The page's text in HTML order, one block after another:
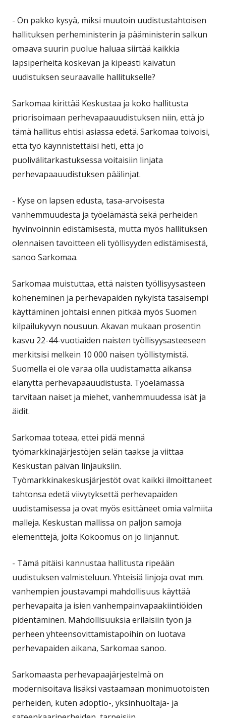
- On pakko kysyä, miksi muutoin uudistustahtoisen
hallituksen perheministerin ja pääministerin salkun
omaava suurin puolue haluaa siirtää kaikkia
lapsiperheitä koskevan ja kipeästi kaivatun
uudistuksen seuraavalle hallitukselle?
Sarkomaa kirittää Keskustaa ja koko hallitusta
priorisoimaan perhevapaauudistuksen niin, että jo
tämä hallitus ehtisi asiassa edetä. Sarkomaa toivoisi,
että työ käynnistettäisi heti, että jo
puolivälitarkastuksessa voitaisiin linjata
perhevapaauudistuksen päälinjat.
- Kyse on lapsen edusta, tasa-arvoisesta
vanhemmuudesta ja työelämästä sekä perheiden
hyvinvoinnin edistämisestä, mutta myös hallituksen
olennaisen tavoitteen eli työllisyyden edistämisestä,
sanoo Sarkomaa.
Sarkomaa muistuttaa, että naisten työllisyysasteen
koheneminen ja perhevapaiden nykyistä tasaisempi
käyttäminen johtaisi ennen pitkää myös Suomen
kilpailukyvyn nousuun. Akavan mukaan prosentin
kasvu 22-44-vuotiaiden naisten työllisyysasteeseen
merkitsisi melkein 10 000 naisen työllistymistä.
Suomella ei ole varaa olla uudistamatta aikansa
elänyttä perhevapaauudistusta. Työelämässä
tarvitaan naiset ja miehet, vanhemmuudessa isät ja
äidit.
Sarkomaa toteaa, ettei pidä mennä
työmarkkinajärjestöjen selän taakse ja viittaa
Keskustan päivän linjauksiin.
Työmarkkinakeskusjärjestöt ovat kaikki ilmoittaneet
tahtonsa edetä viivytyksettä perhevapaiden
uudistamisessa ja ovat myös esittäneet omia valmiita
malleja. Keskustan mallissa on paljon samoja
elementtejä, joita Kokoomus on jo linjannut.
- Tämä pitäisi kannustaa hallitusta ripeään
uudistuksen valmisteluun. Yhteisiä linjoja ovat mm.
vanhempien joustavampi mahdollisuus käyttää
perhevapaita ja isien vanhempainvapaakiintiöiden
pidentäminen. Mahdollisuuksia erilaisiin työn ja
perheen yhteensovittamistapoihin on luotava
perhevapaiden aikana, Sarkomaa sanoo.
Sarkomaasta perhevapaajärjestelmä on
modernisoitava lisäksi vastaamaan monimuotoisten
perheiden, kuten adoptio-, yksinhuoltaja- ja